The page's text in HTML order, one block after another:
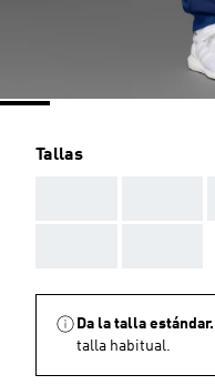
Tallas
Da la talla estándar.
talla habitual.